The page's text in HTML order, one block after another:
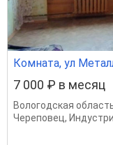
Комната, ул
7 000 ₽ в месяц
Вологодская
Череповец,